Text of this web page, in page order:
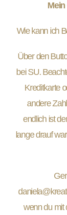
Wie kann ich
Über den
bei SU.
Kreditkarte
andere
endlich ist
lange drauf
wenn du mit